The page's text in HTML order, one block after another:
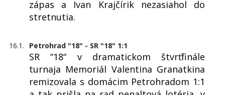
zápas a Ivan Krajčírik nezasiahol do
stretnutia.
16.1. Petrohrad "18" - SR "18" 1:1
SR “18“ v dramatickom štvrťfinále
turnaja Memoriál Valentina Granatkina
remizovala s domácim Petrohradom 1:1